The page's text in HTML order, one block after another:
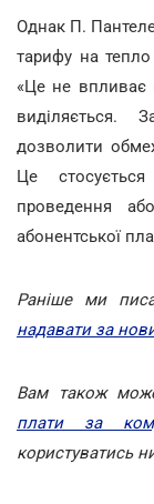
Однак П.
тарифу на тепло
«Це не впливає
виділяється.
дозволити
Це
проведення
абонентської
Раніше ми
надавати за
Вам також
плати за
користуватись